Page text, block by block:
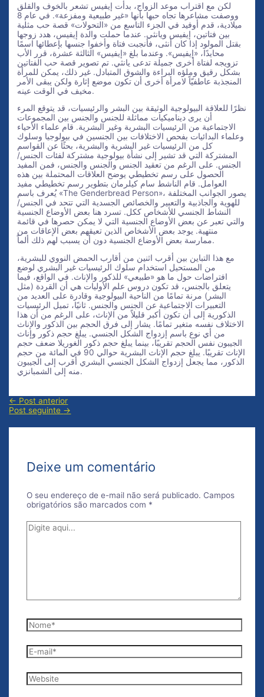
لكن مع اقتراب موعد الزواج، بدأت إيفيس تشعر بالخوف والقلق
ووصفت مشاعرها تجاه حبها بأنها «غير طبيعية ومفزعة». في عام 8
ميلادية، قدم أوفيد في الجزء التاسع من «التحولات» قصة حب مثلية
بين فتاتين، إيفيس ويانثي. عندما حملت والدة إيفيس، هدد زوجها
بقتل المولود إذا كان أنثى، فأنجبت فتاة وأخفوا جنسها بإعطائها اسمًا
محايدًا، «إيفيس». وعندما بلغ «إيفيس» الثالثة عشرة، قرر الأب
تزويجه لفتاة أخرى جميلة تدعى يانثي. تم تصوير قصة حب الفتاتين
بشكل رقيق وملؤه البراءة والشوق المتبادل. غير ذلك، يمكن للمرأة
المنجذبة عاطفيّاً لامرأة أخرى أن تكون موضع إثارة ولكن يبقى الأمر
مخيف في الوقت عينه.
نظرًا للعلاقة البيولوجية الوثيقة بين البشر والرئيسيات، قد يتوقع المرء
أن يرى ديناميكيات مماثلة للجنس والجنس بين المجموعات
الاجتماعية من الرئيسيات البشرية وغير البشرية. قام علماء الأحياء
وعلماء البدائيات بفحص الاختلافات بين الجنسين في بيولوجيا وسلوك
كل من الرئيسيات غير البشرية والبشرية، بحثًا عن القواسم
المشتركة التي قد تشير إلى نشأة بيولوجية مشتركة لفئات الجنس/
الجنس. على الرغم من تعقيد الجنس والجنس والجنس، فمن المفيد
الحصول على رسم تخطيطي يوضح العلاقات المحتملة بين هذه
العوامل. قام الناشط سام كيلرمان بتطوير رسم تخطيطي مفيد
يُعرف باسم «The Genderbread Person»، يصور الجوانب المختلفة
للهوية والجاذبية والتعبير والخصائص الجسدية التي تتحد في الجنس/
النشاط الجنسي للأشخاص ككل. تسرد هنا بعض الأوضاع الجنسية
والتي تعبر عن بعض الأوضاع الجنسية التي لا يمكن حصرها في قائمة
منتهية. يوجد بعض الأشخاص الذين تعيقهم بعض الإعاقات من
ممارسة بعض الأوضاع الجنسية دون أن يسبب لهم ذلك ألماً.
مع هذا التباين بين أقرب اثنين من أقارب الحمض النووي للبشرية،
من المستحيل استخدام سلوك الرئيسيات غير البشري لوضع
افتراضات حول ما هو «طبيعي» للذكور والإناث. في الواقع، فيما
يتعلق بالجنس، قد تكون دروس علم الأوليات هي أن القردة (مثل
البشر) مرنة تمامًا من الناحية البيولوجية وقادرة على العديد من
التعبيرات الاجتماعية عن الجنس والجنس. ثانيًا، تميل الرئيسيات
الذكورية إلى أن تكون أكبر قليلاً من الإناث، على الرغم من أن هذا
الاختلاف نفسه متغير تمامًا. يشار إلى فرق الحجم بين الذكور والإناث
من أي نوع باسم إزدواج الشكل الجنسي. يبلغ حجم ذكور وإناث
الجيبون نفس الحجم تقريبًا، بينما يبلغ حجم ذكور الغوريلا ضعف حجم
الإناث تقريبًا. يبلغ حجم الإناث البشرية حوالي 90 في المائة من حجم
الذكور، مما يجعل إزدواج الشكل الجنسي البشري أقرب إلى الجيبون
منه إلى الشمبانزي.
Navegação
de
← Post anterior
Post seguinte →
Deixe um comentário
O seu endereço de e-mail não será publicado. Campos
obrigatórios são marcados com *
Digite
aqui...
Nome*
E-
mail*
Website